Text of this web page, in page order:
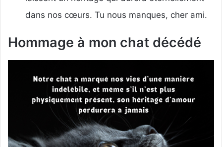
dans nos cœurs. Tu nous manques, cher ami.
Hommage à mon chat décédé